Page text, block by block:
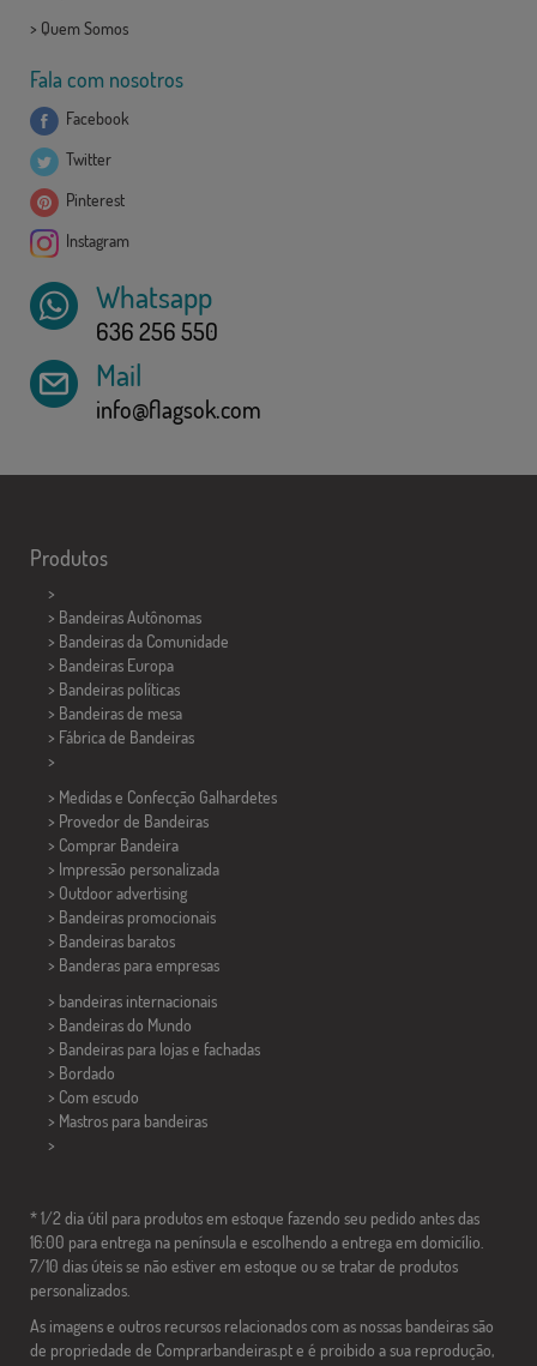
> Quem Somos
Fala com nosotros
Facebook
Twitter
Pinterest
Instagram
Whatsapp
636 256 550
Mail
info@flagsok.com
Produtos
>
> Bandeiras Autônomas
> Bandeiras da Comunidade
> Bandeiras Europa
> Bandeiras políticas
> Bandeiras de mesa
> Fábrica de Bandeiras
>
> Medidas e Confecção Galhardetes
> Provedor de Bandeiras
> Comprar Bandeira
> Impressão personalizada
> Outdoor advertising
> Bandeiras promocionais
> Bandeiras baratos
> Banderas para empresas
> bandeiras internacionais
> Bandeiras do Mundo
> Bandeiras para lojas e fachadas
> Bordado
> Com escudo
> Mastros para bandeiras
>
* 1/2 dia útil para produtos em estoque fazendo seu pedido antes das
16:00 para entrega na península e escolhendo a entrega em domicílio.
7/10 dias úteis se não estiver em estoque ou se tratar de produtos
personalizados.
As imagens e outros recursos relacionados com as nossas bandeiras são
de propriedade de Comprarbandeiras.pt e é proibido a sua reprodução,